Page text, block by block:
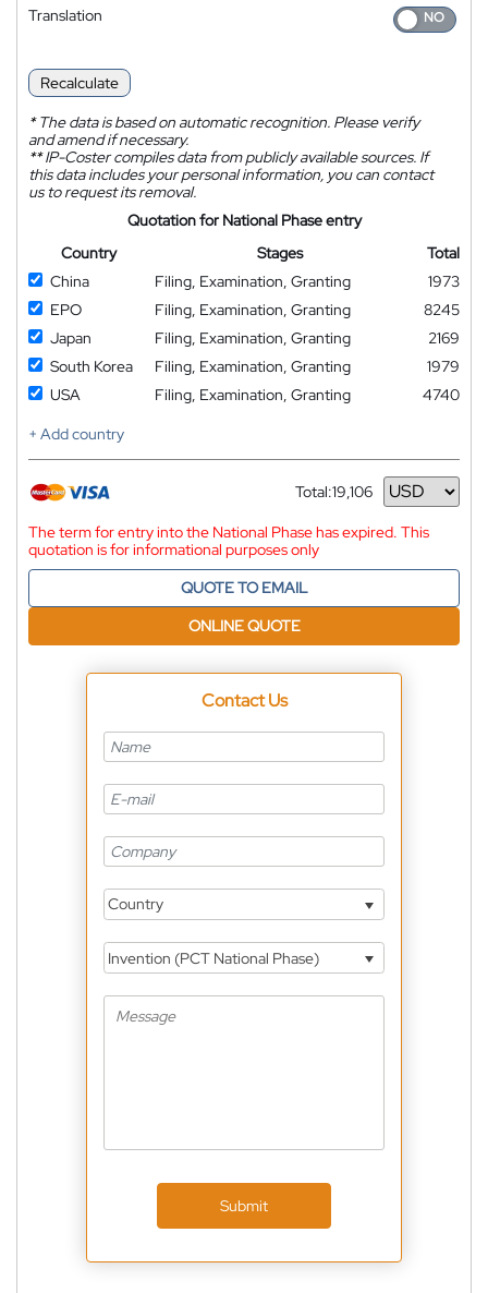
Translation
Recalculate
*The data is based on automatic recognition. Please verify
and amend if necessary.
**IP-Coster compiles data from publicly available sources. If
this data includes your personal information, you can contact
us to request its removal.
Quotation for National Phase entry
Country
Stages
Total
China
Filing, Examination, Granting
1973
EPO
Filing, Examination, Granting
8245
Japan
Filing, Examination, Granting
2169
South Korea
Filing, Examination, Granting
1979
USA
Filing, Examination, Granting
4740
+ Add country
Total:19,106
Currency
The term for entry into the National Phase has expired. This
quotation is for informational purposes only
QUOTE TO EMAIL
ONLINE QUOTE
Contact Us
Country
Invention (PCT National Phase)
Submit